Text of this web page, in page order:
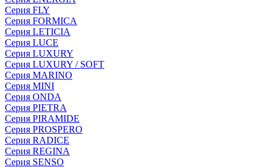
Серия FLY
Серия FORMICA
Серия LETICIA
Серия LUCE
Серия LUXURY
Серия LUXURY / SOFT
Серия MARINO
Серия MINI
Серия ONDA
Серия PIETRA
Серия PIRAMIDE
Серия PROSPERO
Серия RADICE
Серия REGINA
Серия SENSO